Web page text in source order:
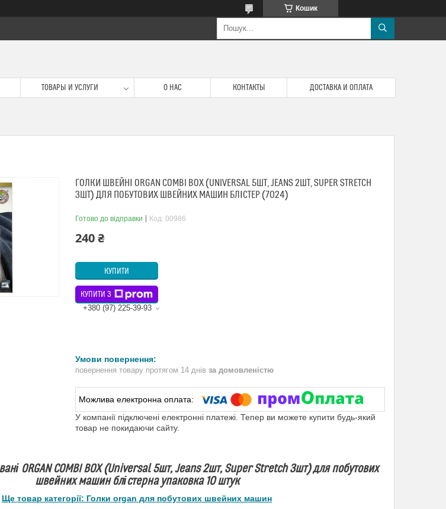
Кошик
ТОВАРЫ И УСЛУГИ О НАС КОНТАКТЫ ДОСТАВКА И ОПЛАТА
ГОЛКИ ШВЕЙНІ ORGAN COMBI BOX (UNIVERSAL 5ШТ, JEANS 2ШТ, SUPER STRETCH
3ШТ) ДЛЯ ПОБУТОВИХ ШВЕЙНИХ МАШИН БЛІСТЕР (7024)
Готово до відправки Код: 00986
240 ₴
КУПИТИ
КУПИТИ З
+380 (97) 225-39-93
повернення товару протягом 14 днів за домовленістю
У компанії підключені електронні платежі. Тепер ви можете купити будь-який
товар не покидаючи сайту.
ORGAN COMBI BOX (Universal 5шт, Jeans 2шт, Super Stretch 3шт) для побутових
швейних машин блістерна упаковка 10 штук
Ще товар категорії: Голки organ для побутових швейних машин